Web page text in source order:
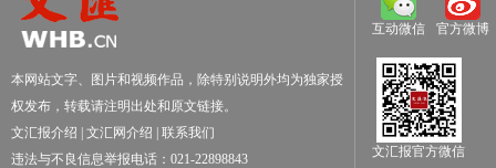
本网站文字、图片和视频作品，除特别说明外均为独家授
权发布，转载请注明出处和原文链接。
文汇报介绍
文汇网介绍
联系我们
违法与不良信息举报电话：021-22898843
互动微信 官方微博
文汇报官方微信